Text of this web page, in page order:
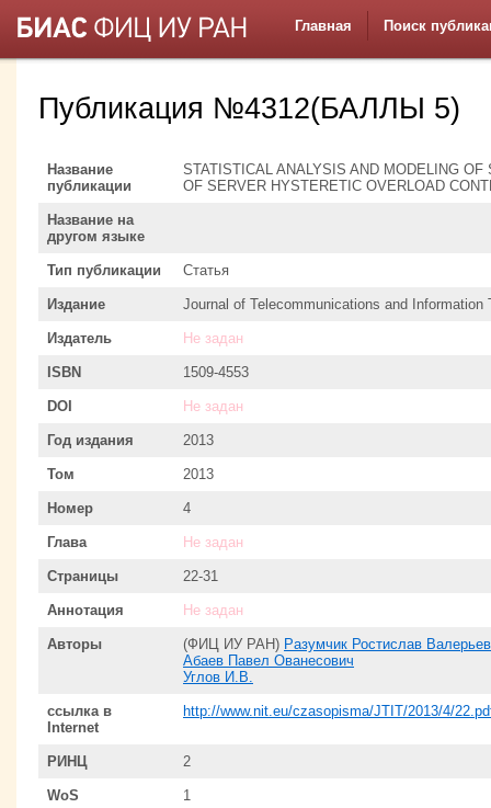
Главная Поиск
Публикация №4312(БАЛЛЫ 5)
Название
публикации
STATISTICAL ANALYSIS AND MODELING
OF SERVER HYSTERETIC OVERLOAD
Название на
другом языке
Тип публикации Статья
Издание Journal of Telecommunications and Information
Издатель Не задан
ISBN 1509-4553
DOI Не задан
Год издания 2013
Том 2013
Номер 4
Глава Не задан
Страницы 22-31
Аннотация Не задан
Авторы (ФИЦ ИУ РАН) Разумчик Ростислав
Абаев Павел Ованесович
Углов И.В.
ссылка в
Internet
http://www.nit.eu/czasopisma/JTIT/2013/4/
РИНЦ 2
WoS 1